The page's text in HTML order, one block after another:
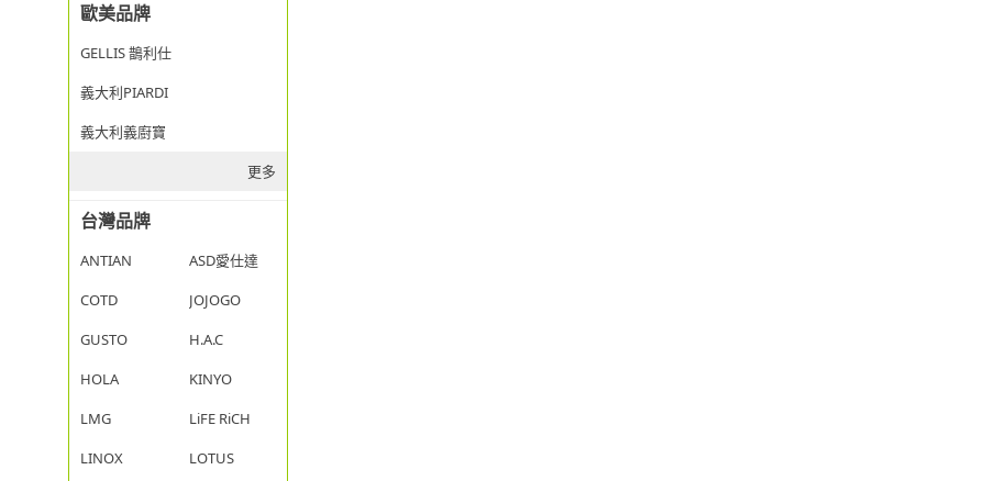
歐美品牌
GELLIS 鵲利仕
義大利PIARDI
義大利義廚寶
更多
台灣品牌
ANTIAN
ASD愛仕達
COTD
JOJOGO
GUSTO
H.A.C
HOLA
KINYO
LMG
LiFE RiCH
LINOX
LOTUS